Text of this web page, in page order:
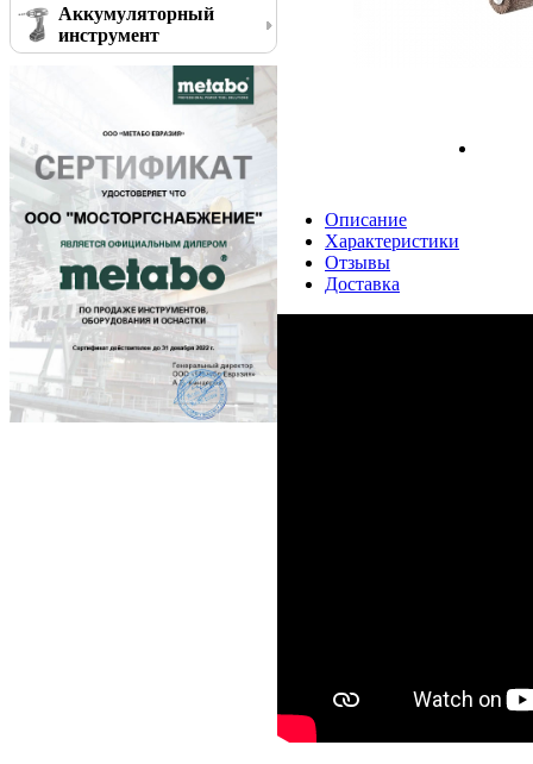
Аккумуляторный
инструмент
Описание
Характеристики
Отзывы
Доставка